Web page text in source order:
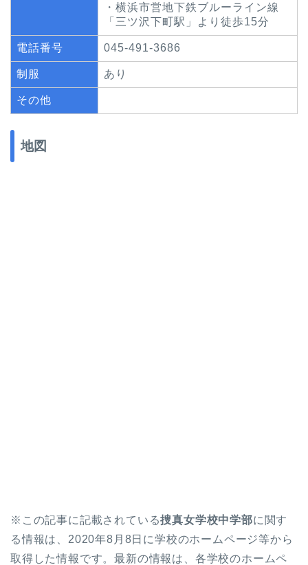
・横浜市営地下鉄ブルーライン線
「三ツ沢下町駅」より徒歩15分
電話番号 045-491-3686
制服 あり
その他
地図
※この記事に記載されている捜真女学校中学部に関す
る情報は、2020年8月8日に学校のホームページ等から
取得した情報です。最新の情報は、各学校のホームペ